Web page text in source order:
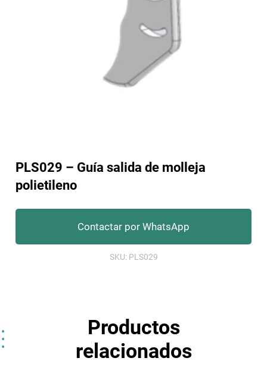
PLS029 – Guía salida de molleja
polietileno
Contactar por WhatsApp
SKU: PLS029
Productos
relacionados